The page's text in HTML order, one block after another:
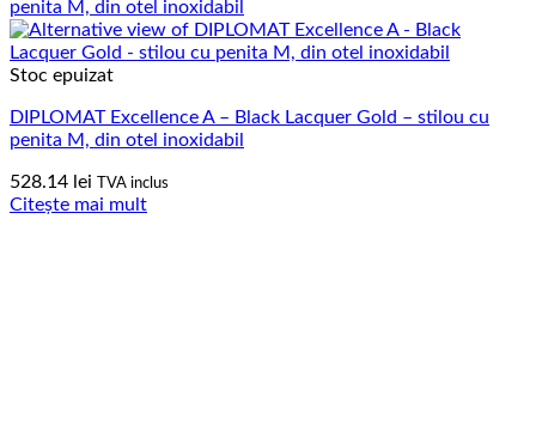
Stoc epuizat
DIPLOMAT Excellence A – Black Lacquer Gold – stilou cu
penita M, din otel inoxidabil
528.14 lei TVA inclus
Citește mai mult